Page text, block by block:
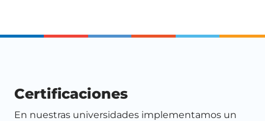
Certificaciones
En nuestras universidades implementamos un